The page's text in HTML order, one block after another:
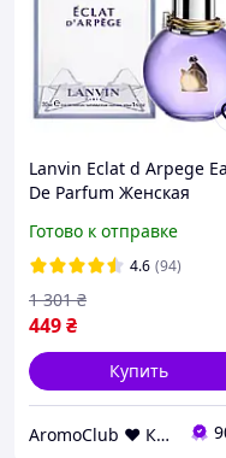
Lanvin Eclat d Arpege
De Parfum Женская
100 ml (Ланвин Эклат
Д'Арпеж Женские духи)
Готово к отправке
4.6 (94)
449₴
1 301 ₴
Купить
AromoClub ❤ Качественная парфюмерия в Украине